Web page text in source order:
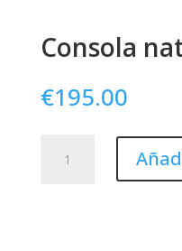
Consola
€195.00
natural